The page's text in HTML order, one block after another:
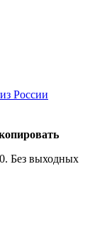
России
Без выходных